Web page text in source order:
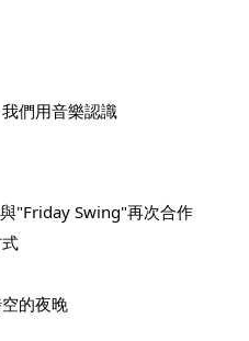
們用音樂認識
"Friday Swing"再次合作
的夜晚